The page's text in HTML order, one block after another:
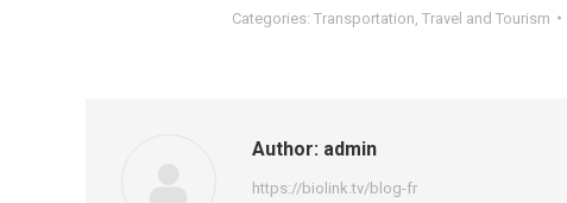
Categories: Transportation Travel and Tourism
Author: admin
https://biolink.tv/blog-fr